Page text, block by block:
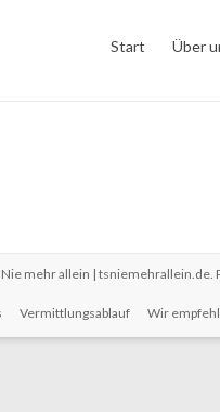
Start Über
mehr allein | tsniemehrallein.de.
Vermittlungsablauf Wir